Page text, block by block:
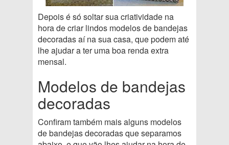
Depois é só soltar sua criatividade na
hora de criar lindos modelos de bandejas
decoradas aí na sua casa, que podem até
lhe ajudar a ter uma boa renda extra
mensal.
Modelos de bandejas
decoradas
Confiram também mais alguns modelos
de bandejas decoradas que separamos